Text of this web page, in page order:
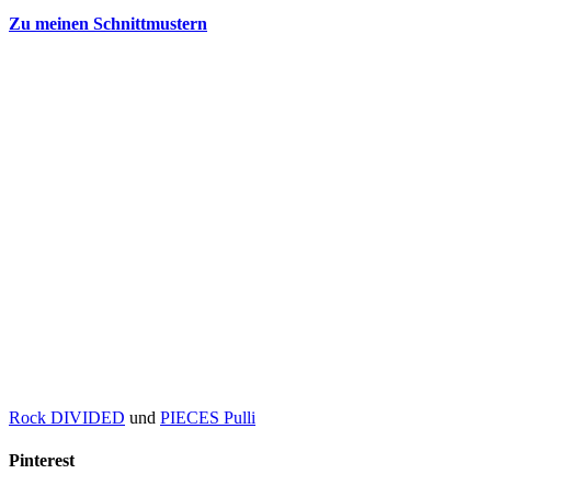
Zu meinen Schnittmustern
Rock DIVIDED und PIECES Pulli
Pinterest